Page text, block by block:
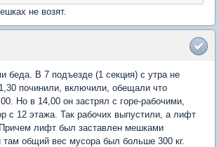
не возят.
беда. В 7 подъезде (1 секция) с утра не
починили, включили, обещали что
Но в 14,00 он застрял с горе-рабочими,
с 12 этажа. Так рабочих выпустили, а лифт
лифт был заставлен мешками
там общий вес мусора был больше 300 кг.